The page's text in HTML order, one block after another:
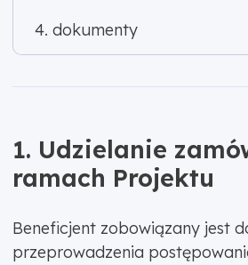
4. dokumenty
1. Udzielanie
ramach Projektu
Beneficjent zobowiązany jest
przeprowadzenia